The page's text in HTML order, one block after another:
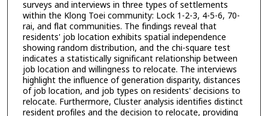
surveys and interviews in three types of settlements
within the Klong Toei community: Lock 1-2-3, 4-5-6, 70-
rai, and flat communities. The findings reveal that
residents' job location exhibits spatial independence
showing random distribution, and the chi-square test
indicates a statistically significant relationship between
job location and willingness to relocate. The interviews
highlight the influence of generation disparity, distances
of job location, and job types on residents' decisions to
relocate. Furthermore, Cluster analysis identifies distinct
resident profiles and the decision to relocate, providing